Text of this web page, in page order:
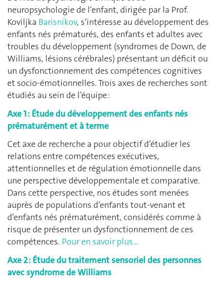
neuropsychologie de l'enfant, dirigée par la Prof.
Koviljka Barisnikov, s’intéresse au développement des
enfants nés prématurés, des enfants et adultes avec
troubles du développement (syndromes de Down, de
Williams, lésions cérébrales) présentant un déficit ou
un dysfonctionnement des compétences cognitives
et socio-émotionnelles. Trois axes de recherches sont
étudiés au sein de l’équipe :
Axe 1 : Étude du développement des enfants nés
prématurément et à terme
Cet axe de recherche a pour objectif d’étudier les
relations entre compétences exécutives,
attentionnelles et de régulation émotionnelle dans
une perspective développementale et comparative.
Dans cette perspective, nos études sont menées
auprès de populations d’enfants tout-venant et
d’enfants nés prématurément, considérés comme à
risque de présenter un dysfonctionnement de ces
compétences. Pour en savoir plus...
Axe 2 : Étude du traitement sensoriel des personnes
avec syndrome de Williams